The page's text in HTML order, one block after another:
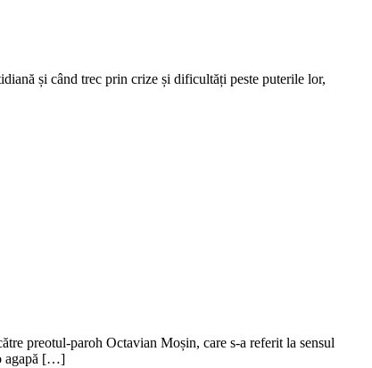
și când trec prin crize și dificultăți peste puterile lor,
preotul-paroh Octavian Moșin, care s-a referit la sensul
agapă […]